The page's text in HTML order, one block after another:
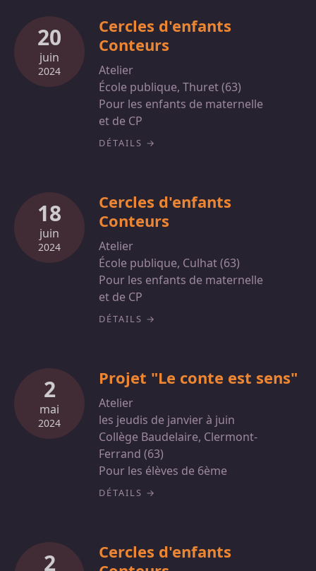
20
juin
2024
Cercles d'enfants
Conteurs
Atelier
École publique, Thuret (63)
Pour les enfants de maternelle
et de CP
DÉTAILS
18
juin
2024
Cercles d'enfants
Conteurs
Atelier
École publique, Culhat (63)
Pour les enfants de maternelle
et de CP
DÉTAILS
2
mai
2024
Projet "Le conte est sens"
Atelier
les jeudis de janvier à juin
Collège Baudelaire, Clermont-
Ferrand (63)
Pour les élèves de 6ème
DÉTAILS
2
Cercles d'enfants